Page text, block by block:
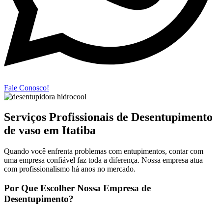
Fale Conosco!
Serviços Profissionais de Desentupimento
de vaso em Itatiba
Quando você enfrenta problemas com entupimentos, contar com
uma empresa confiável faz toda a diferença. Nossa empresa atua
com profissionalismo há anos no mercado.
Por Que Escolher Nossa Empresa de
Desentupimento?